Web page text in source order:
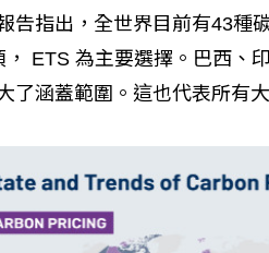
告指出，全世界目前有43種
， ETS 為主要選擇。巴西、
了涵蓋範圍。這也代表所有